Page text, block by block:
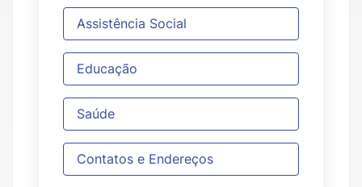
Assistência Social
Educação
Saúde
Contatos e Endereços